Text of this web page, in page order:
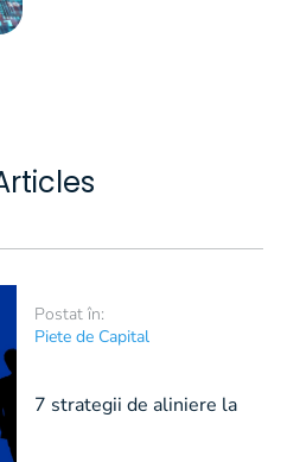
Postat în:
Piete de Capital
7 strategii de aliniere la